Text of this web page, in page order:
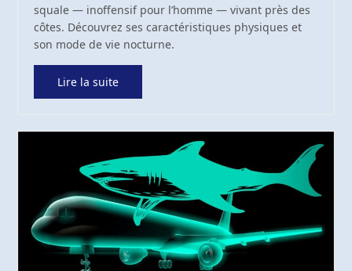
squale — inoffensif pour l’homme — vivant près des
côtes. Découvrez ses caractéristiques physiques et
son mode de vie nocturne.
Lire la suite